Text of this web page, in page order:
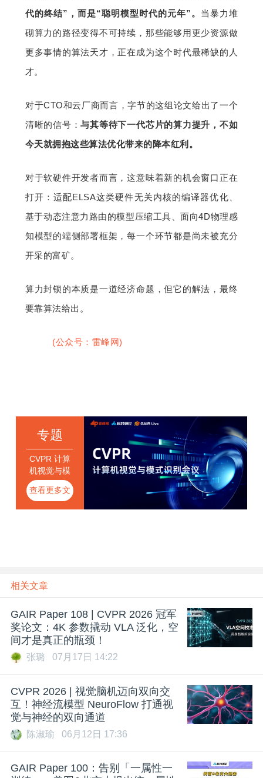
代的终结”，而是“聪明模型时代的元年”。 当暴力堆
砌算力的路径变得不可持续，那些能够用更少资源做
更多事情的算法天才，正在成为这个时代最稀缺的人
才。
对于CTO和云厂商而言，字节的这组论文给出了一个
清晰的信号：与其等待下一代芯片的算力提升，不如
今天就拥抱这些算法优化带来的降本红利。
对于软硬件开发者而言，这意味着新的机会窗口正在
打开：适配ELSA这类硬件无关内核的编译器优化、
基于动态注意力路由的模型压缩工具、面向4D物理感
知模型的端侧部署框架，每一个环节都是尚未被充分
开采的富矿。
算力封锁的本质是一道经济命题，但它的解法，最终
要靠算法给出。
(公众号：雷峰网)
专题
CVPR 计算
机视觉与模
式识别会议
查看更多文
章
相关文章
GAIR Paper 108 | CVPR 2026 冠军
奖论文：4K 参数撬动 VLA 泛化，空
间才是真正的瓶颈！
张璐 07月17日 14:22
CVPR 2026 | 视觉脑机迈向双向交
互！神经流模型 NeuroFlow 打通视
觉与神经的双向通道
陈淑瑜 06月12日 17:36
GAIR Paper 100：告别「一属性一